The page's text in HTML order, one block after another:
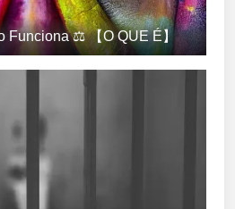
Funciona ⚖️ 【O QUE É】